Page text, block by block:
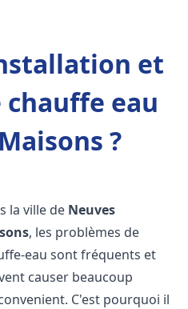
et
eau
?
la ville de Neuves
, les problèmes de
eau sont fréquents et
causer beaucoup
C'est pourquoi il